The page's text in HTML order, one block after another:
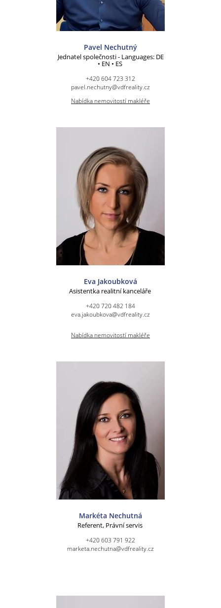
Pavel Nechutný
Jednatel společnosti - Languages: DE
• EN • ES
+420 604 723 312
pavel.nechutny@vdfreality.cz
Nabídka nemovitostí makléře
Eva Jakoubková
Asistentka realitní kanceláře
+420 720 482 184
eva.jakoubkova@vdfreality.cz
Nabídka nemovitostí makléře
Markéta Nechutná
Referent, Právní servis
+420 603 791 922
marketa.nechutna@vdfreality.cz